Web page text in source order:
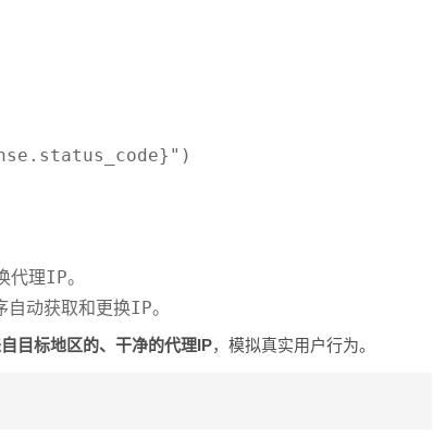
代理IP。
目标地区的、干净的代理IP，模拟真实用户行为。